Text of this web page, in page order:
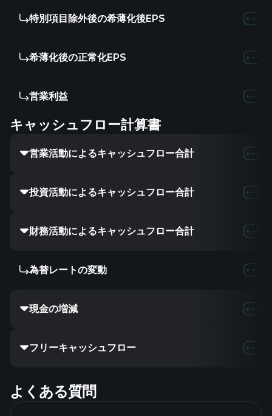
特別項目除外後の希薄化後EPS
希薄化後の正常化EPS
営業利益
キャッシュフロー計算書
営業活動によるキャッシュフロー合計
投資活動によるキャッシュフロー合計
財務活動によるキャッシュフロー合計
為替レートの変動
現金の増減
フリーキャッシュフロー
よくある質問